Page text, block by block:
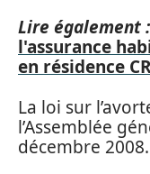
Lire également :
l'assurance
en résidence
La loi sur
l’Assemblée
décembre 2008.